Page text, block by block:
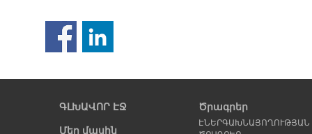
Նախորդ
ԳԼԽԱՎՈՐ ԷՋ
Մեր մասին
Ծրագրեր
ԷՆԵՐԳԱԽՆԱՅՈՂՈՒԹՅԱՆ